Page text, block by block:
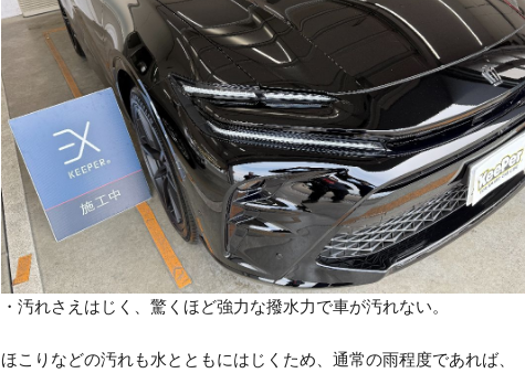
・汚れさえはじく、驚くほど強力な撥水力で車が汚れない。
ほこりなどの汚れも水とともにはじくため、通常の雨程度であれば、